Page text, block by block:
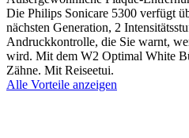
Die Philips Sonicare 5300 verfügt
nächsten Generation, 2
Andruckkontrolle, die Sie warnt,
wird. Mit dem W2 Optimal White
Zähne. Mit Reiseetui.
Alle Vorteile anzeigen